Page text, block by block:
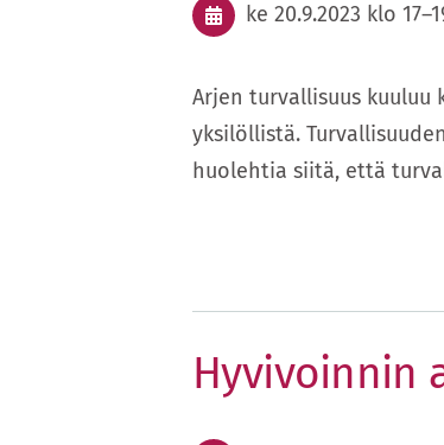
ke 20.9.2023 klo 17–
Arjen turvallisuus
yksilöllistä.
huolehtia siitä, että
Hyvivoinnin